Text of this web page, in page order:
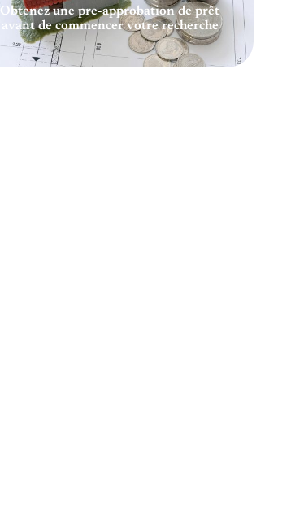
Obtenez une pre-approbation de prêt
avant de commencer votre recherche